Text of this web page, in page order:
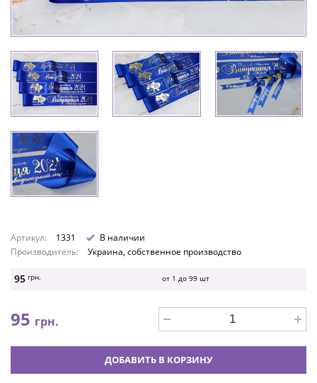
Артикул: 1331
В наличии
Производитель:
Украина, собственное производство
95 грн. от 1 до 99 шт
95 грн.
ДОБАВИТЬ В КОРЗИНУ